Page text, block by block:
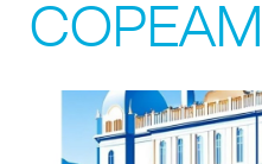
COPEAM